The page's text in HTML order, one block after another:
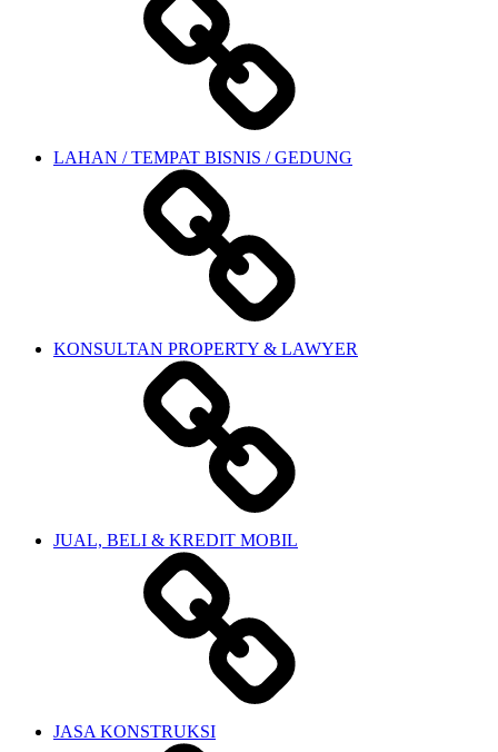
LAHAN / TEMPAT BISNIS / GEDUNG
KONSULTAN PROPERTY & LAWYER
JUAL, BELI & KREDIT MOBIL
JASA KONSTRUKSI